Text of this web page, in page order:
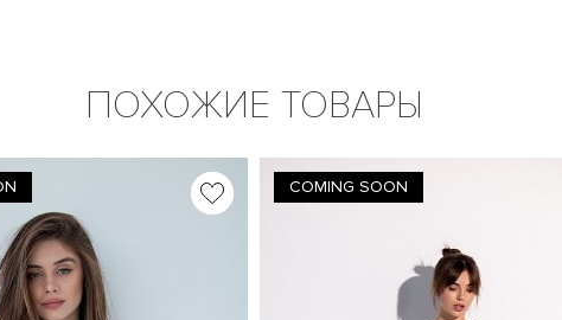
ПОХОЖИЕ ТОВАРЫ
COMING SOON